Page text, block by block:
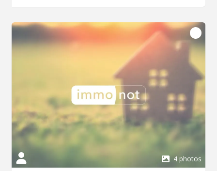
maison. un grand garage, un jardin . Chauffage central au
fuel. Classe énergie : E.
4 photos